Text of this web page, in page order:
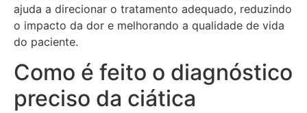
ajuda a direcionar o tratamento adequado, reduzindo
o impacto da dor e melhorando a qualidade de vida
do paciente.
Como é feito o diagnóstico
preciso da ciática